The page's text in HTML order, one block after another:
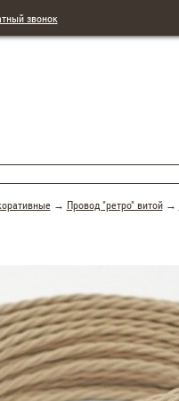
звонок
→ Провод "ретро" витой→